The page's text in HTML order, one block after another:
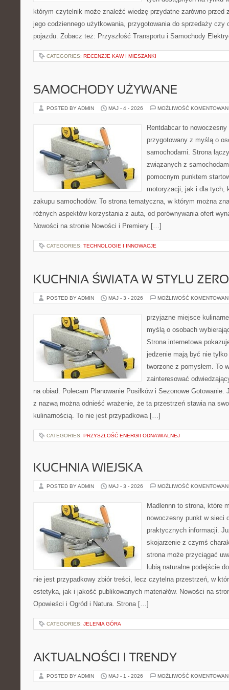
którym czytelnik może znaleźć wiedzę przydatne zarówno przed
jego codziennego użytkowania, przygotowania do sprzedaży czy
pojazdu. Zobacz też: Przyszłość Transportu i Samochody
CATEGORIES: RECENZJE KAW I MIESZANKI
SAMOCHODY UŻYWANE
POSTED BY ADMIN MAJ - 4 - 2026 MOŻLIWOŚĆ
Rentdabcar to
przygotowany z myślą o
samochodami. Strona
związanych z
pomocnym punktem
motoryzacji, jak i dla tych,
zakupu samochodów. To strona tematyczna, w którym można
różnych aspektów korzystania z auta, od porównywania ofert
Nowości na stronie Nowości i Premiery […]
CATEGORIES: TECHNOLOGIE I INNOWACJE
KUCHNIA ŚWIATA W STYLU
POSTED BY ADMIN MAJ - 3 - 2026 MOŻLIWOŚĆ
przyjazne miejsce
myślą o osobach
Strona internetowa
jedzenie mają być nie
tworzone z pomysłem. To
zainteresować
na obiad. Polecam Planowanie Posiłków i Sezonowe Gotowanie.
z nazwą można odnieść wrażenie, że ta przestrzeń stawia na
kulinarnością. To nie jest przypadkowa […]
CATEGORIES: PRZYSZŁOŚĆ ENERGII ODNAWIALNEJ
KUCHNIA WIEJSKA
POSTED BY ADMIN MAJ - 3 - 2026 MOŻLIWOŚĆ
Madlennn to strona, które
nowoczesny punkt w sieci
praktycznych informacji.
skojarzenie z czymś
strona może przyciągać
lubią naturalne podejście
nie jest przypadkowy zbiór treści, lecz czytelna przestrzeń, w
estetyka, jak i jakość publikowanych materiałów. Nowości na
Opowieści i Ogród i Natura. Strona […]
CATEGORIES: JELENIA GÓRA
AKTUALNOŚCI I TRENDY
POSTED BY ADMIN MAJ - 1 - 2026 MOŻLIWOŚĆ